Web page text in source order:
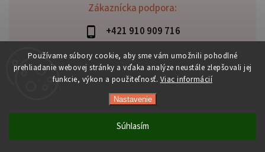
Používame súbory cookie, aby sme vám umožnili pohodlné
prehliadanie webovej stránky a vďaka analýze neustále zlepšovali jej
funkcie, výkon a použiteľnosť. Viac informácií
Nastavenie
Súhlasím
Zákaznícka podpora:
+421 910 909 716
lubomir.haraus@alterbike.sk
Copyright 2026
Shoptet | Design